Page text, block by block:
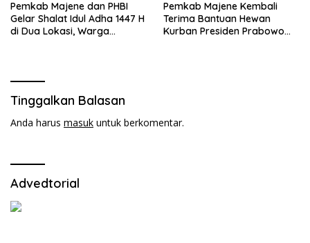
Pemkab Majene dan PHBI
Gelar Shalat Idul Adha 1447 H
di Dua Lokasi, Warga
Pemkab Majene Kembali
Terima Bantuan Hewan
Kurban Presiden Prabowo
Tinggalkan Balasan
Anda harus masuk untuk berkomentar.
Advedtorial